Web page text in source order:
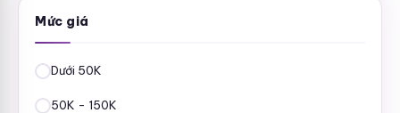
Mức giá
Dưới 50K
50K - 150K